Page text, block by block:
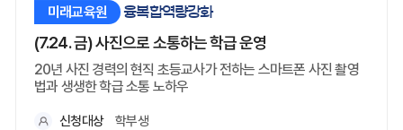
미래교육원 융복합역량강화
(7.24. 금) 사진으로 소통하는 학급 운영
20년 사진 경력의 현직 초등교사가 전하는 스마트폰 사진 촬영
법과 생생한 학급 소통 노하우
신청대상 학부생